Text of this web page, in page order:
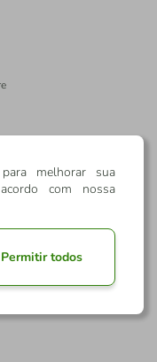
melhorar sua
com nossa
Permitir todos